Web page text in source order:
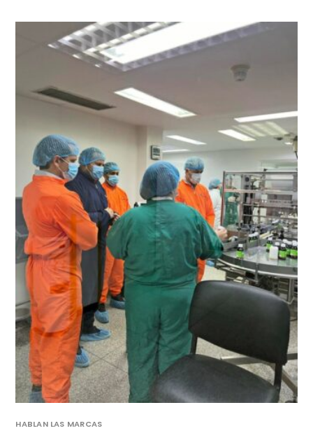
HABLAN LAS MARCAS